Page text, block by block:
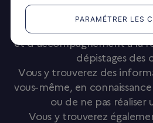
Je fais mon dépistage
est un
et d’accompagnement à la
dépistages des
Vous y trouverez des
vous-même, en
ou de ne pas réaliser
Vous y trouverez
PARAMÉTRER LES